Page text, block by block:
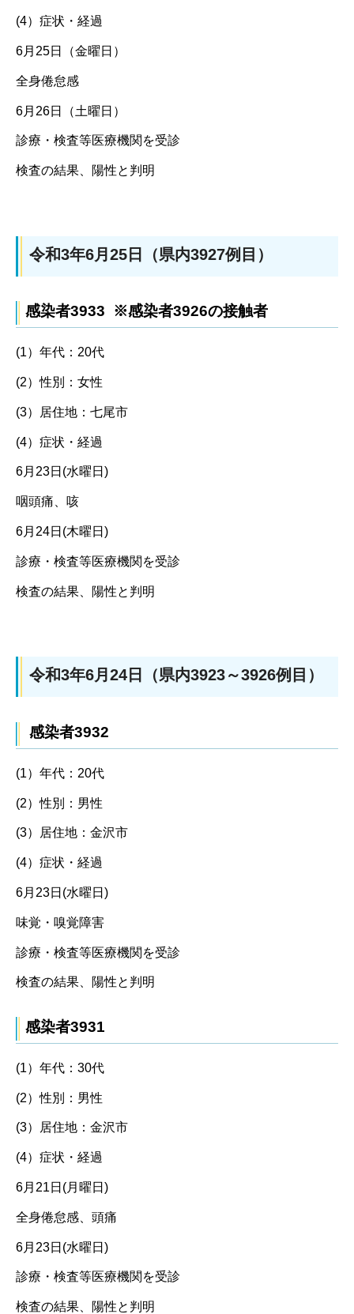
(4）症状・経過
6月25日（金曜日）
全身倦怠感
6月26日（土曜日）
診療・検査等医療機関を受診
検査の結果、陽性と判明
令和3年6月25日（県内3927例目）
感染者3933 ※感染者3926の接触者
(1）年代：20代
(2）性別：女性
(3）居住地：七尾市
(4）症状・経過
6月23日(水曜日)
咽頭痛、咳
6月24日(木曜日)
診療・検査等医療機関を受診
検査の結果、陽性と判明
令和3年6月24日（県内3923～3926例目）
感染者3932
(1）年代：20代
(2）性別：男性
(3）居住地：金沢市
(4）症状・経過
6月23日(水曜日)
味覚・嗅覚障害
診療・検査等医療機関を受診
検査の結果、陽性と判明
感染者3931
(1）年代：30代
(2）性別：男性
(3）居住地：金沢市
(4）症状・経過
6月21日(月曜日)
全身倦怠感、頭痛
6月23日(水曜日)
診療・検査等医療機関を受診
検査の結果、陽性と判明